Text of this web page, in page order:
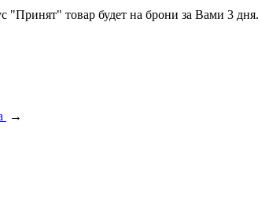
товар будет на брони за Вами 3
→